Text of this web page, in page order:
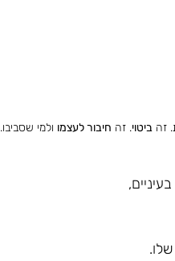
. זה ביטוי. זה חיבור לעצמו ולמי שסביבו.